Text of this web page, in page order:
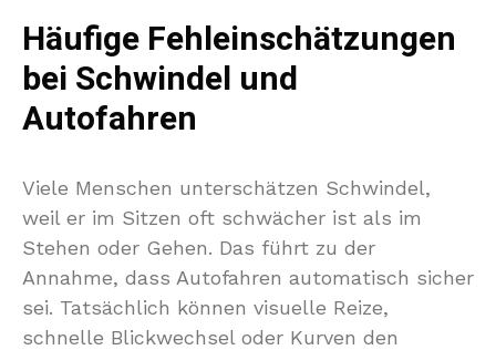
Häufige Fehleinschätzungen
bei Schwindel und
Autofahren
Viele Menschen unterschätzen Schwindel,
weil er im Sitzen oft schwächer ist als im
Stehen oder Gehen. Das führt zu der
Annahme, dass Autofahren automatisch sicher
sei. Tatsächlich können visuelle Reize,
schnelle Blickwechsel oder Kurven den